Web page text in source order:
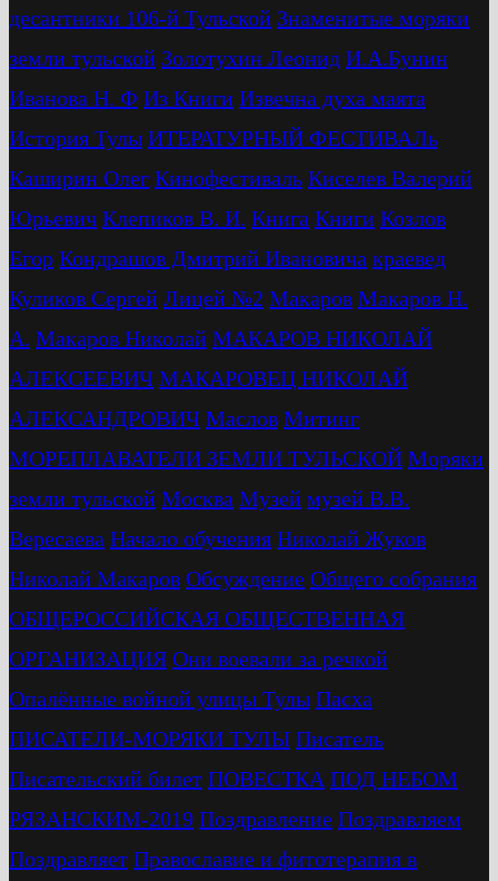
десантники 106-й Тульской Знаменитые моряки
земли тульской Золотухин Леонид И.А.Бунин
Иванова Н. Ф Из Книги Извечна духа маята
История Тулы ИТЕРАТУРНЫЙ ФЕСТИВАЛь
Каширин Олег Кинофестиваль Киселев Валерий
Юрьевич Клепиков В. И. Книга Книги Козлов
Егор Кондрашов Дмитрий Ивановича краевед
Куликов Сергей Лицей №2 Макаров Макаров Н.
А. Макаров Николай МАКАРОВ НИКОЛАЙ
АЛЕКСЕЕВИЧ МАКАРОВЕЦ НИКОЛАЙ
АЛЕКСАНДРОВИЧ Маслов Митинг
МОРЕПЛАВАТЕЛИ ЗЕМЛИ ТУЛЬСКОЙ Моряки
земли тульской Москва Музей музей В.В.
Вересаева Начало обучения Николай Жуков
Николай Макаров Обсуждение Общего собрания
ОБЩЕРОССИЙСКАЯ ОБЩЕСТВЕННАЯ
ОРГАНИЗАЦИЯ Они воевали за речкой
Опалённые войной улицы Тулы Пасха
ПИСАТЕЛИ-МОРЯКИ ТУЛЫ Писатель
Писательский билет ПОВЕСТКА ПОД НЕБОМ
РЯЗАНСКИМ-2019 Поздравление Поздравляем
Поздравляет Православие и фитотерапия в